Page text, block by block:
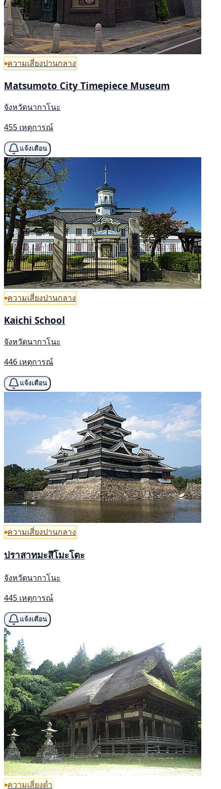
ความเสี่ยงปานกลาง
Matsumoto City Timepiece Museum
จังหวัดนากาโนะ
455 เหตุการณ์
แจ้งเตือน
ความเสี่ยงปานกลาง
Kaichi School
จังหวัดนากาโนะ
446 เหตุการณ์
แจ้งเตือน
ความเสี่ยงปานกลาง
ปราสาทมะสึโมะโตะ
จังหวัดนากาโนะ
445 เหตุการณ์
แจ้งเตือน
ความเสี่ยงต่ำ